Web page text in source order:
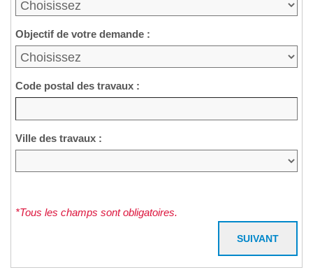
Objectif de votre demande :
Code postal des travaux :
Ville des travaux :
*Tous les champs sont obligatoires.